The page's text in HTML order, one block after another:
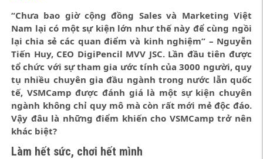
“Chưa bao giờ cộng đồng Sales và Marketing Việt
Nam lại có một sự kiện lớn như thế này để cùng ngồi
lại chia sẻ các quan điểm và kinh nghiệm” – Nguyễn
Tiến Huy, CEO DigiPencil MVV JSC. Lần đầu tiên được
tổ chức với sự tham gia ước tính của 3000 người, quy
tụ nhiều chuyên gia đầu ngành trong nước lẫn quốc
tế, VSMCamp được đánh giá là một sự kiện chuyên
ngành không chỉ quy mô mà còn rất mới mẻ độc đáo.
Vậy đâu là những điểm khiến cho VSMCamp trở nên
khác biệt?
Làm hết sức, chơi hết mình